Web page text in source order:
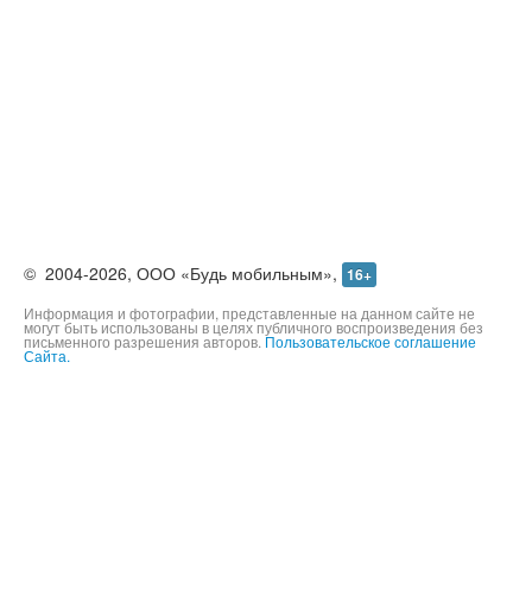
©2004-2026,ООО «Будь мобильным», 16+
Информация и фотографии, представленные на данном сайте не
могут быть использованы в целях публичного воспроизведения без